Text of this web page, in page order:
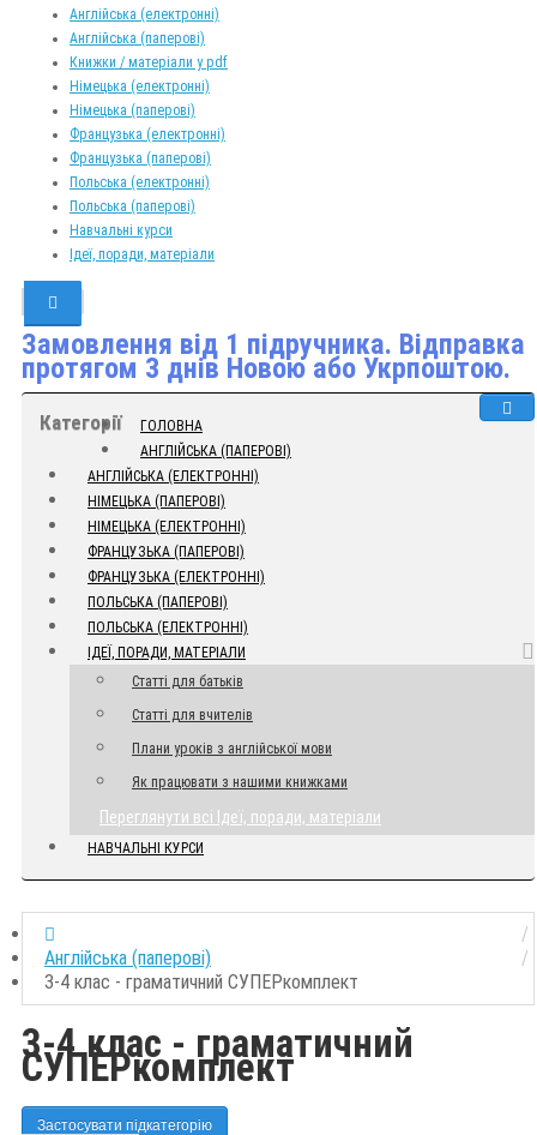
Англійська (електронні)
Англійська (паперові)
Книжки / матеріали у pdf
Німецька (електронні)
Німецька (паперові)
Французька (електронні)
Французька (паперові)
Польська (електронні)
Польська (паперові)
Навчальні курси
Ідеї, поради, матеріали
Замовлення від 1 підручника. Відправка
протягом 3 днів Новою або Укрпоштою.
Категорії
ГОЛОВНА
АНГЛІЙСЬКА (ПАПЕРОВІ)
АНГЛІЙСЬКА (ЕЛЕКТРОННІ)
НІМЕЦЬКА (ПАПЕРОВІ)
НІМЕЦЬКА (ЕЛЕКТРОННІ)
ФРАНЦУЗЬКА (ПАПЕРОВІ)
ФРАНЦУЗЬКА (ЕЛЕКТРОННІ)
ПОЛЬСЬКА (ПАПЕРОВІ)
ПОЛЬСЬКА (ЕЛЕКТРОННІ)
ІДЕЇ, ПОРАДИ, МАТЕРІАЛИ
Статті для батьків
Статті для вчителів
Плани уроків з англійської мови
Як працювати з нашими книжками
Переглянути всі Ідеї, поради, матеріали
НАВЧАЛЬНІ КУРСИ
Англійська (паперові)
3-4 клас - граматичний СУПЕРкомплект
3-4 клас - граматичний
СУПЕРкомплект
Застосувати підкатегорію